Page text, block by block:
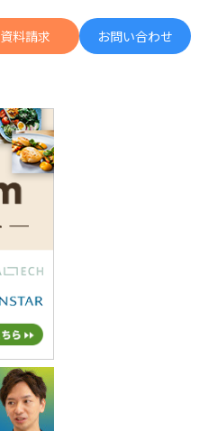
資料請求 お問い合わせ